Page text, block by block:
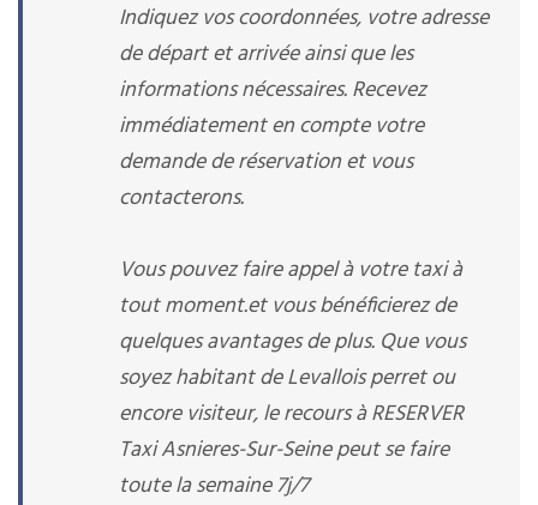
Indiquez vos coordonnées, votre adresse
de départ et arrivée ainsi que les
informations nécessaires. Recevez
immédiatement en compte votre
demande de réservation et vous
contacterons.
Vous pouvez faire appel à votre taxi à
tout moment.et vous bénéficierez de
quelques avantages de plus. Que vous
soyez habitant de Levallois perret ou
encore visiteur, le recours à RESERVER
Taxi Asnieres-Sur-Seine peut se faire
toute la semaine 7j/7